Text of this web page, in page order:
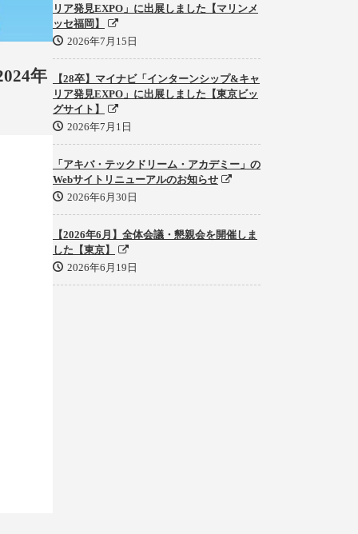
年
リア発見EXPO」に出展しました【マリンメ
ッセ福岡】
2026年7月15日
【28卒】マイナビ「インターンシップ&キャ
リア発見EXPO」に出展しました【東京ビッ
グサイト】
2026年7月1日
「アキバ・テックドリーム・アカデミー」の
Webサイトリニューアルのお知らせ
2026年6月30日
【2026年6月】全体会議・懇親会を開催しま
した【東京】
2026年6月19日